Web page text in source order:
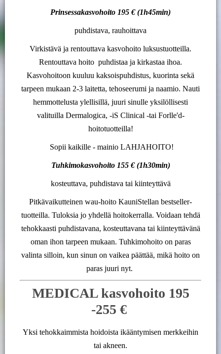
Prinsessakasvohoito 195 € (1h45min)
puhdistava, rauhoittava
Virkistävä ja rentouttava kasvohoito luksustuotteilla.
Rentouttava hoito puhdistaa ja kirkastaa ihoa.
Kasvohoitoon kuuluu kaksoispuhdistus, kuorinta sekä
tarpeen mukaan 2-3 laitetta, tehoseerumi ja naamio. Nauti
hemmottelusta ylellisillä, juuri sinulle yksilöllisesti
valituilla Dermalogica, -iS Clinical -tai Forlle'd-
hoitotuotteilla!
Sopii kaikille - mainio LAHJAHOITO!
Tuhkimokasvohoito 155 € (1h30min)
kosteuttava, puhdistava tai kiinteyttävä
Pitkävaikutteinen wau-hoito KauniStellan bestseller-
tuotteilla. Tuloksia jo yhdellä hoitokerralla. Voidaan tehdä
tehokkaasti puhdistavana, kosteuttavana tai kiinteyttävänä
oman ihon tarpeen mukaan. Tuhkimohoito on paras
valinta silloin, kun sinun on vaikea päättää, mikä hoito on
paras juuri nyt.
MEDICAL kasvohoito 195
-255 €
Yksi tehokkaimmista hoidoista ikääntymisen merkkeihin
tai akneen.